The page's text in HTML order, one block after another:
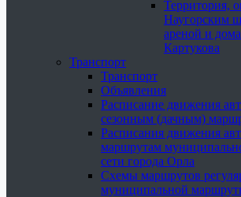
Территория,
Наугорским
ареной и
Картукова
Транспорт
Транспорт
Объявления
Расписание движения
сезонным (дачным)
Расписания движения
маршрутам
сети города Орла
Схемы маршрутов
муниципальной